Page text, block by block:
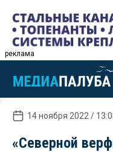
реклама
14 ноября 2022 /
«Северной